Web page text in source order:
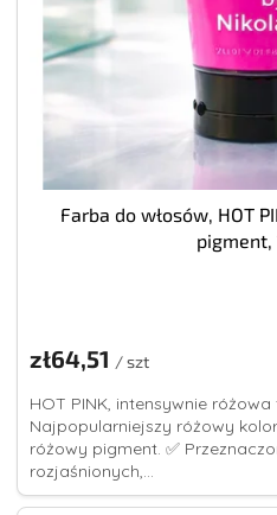
Farba do włosów, HOT
pigment,
wynosi
na
5
gwiazdek.
zł64,51 / szt
HOT PINK, intensywnie
Najpopularniejszy różowy
różowy pigment. ✅
rozjaśnionych,...